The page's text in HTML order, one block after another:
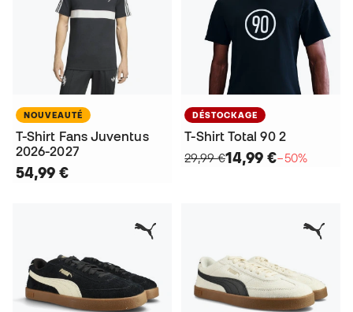
NOUVEAUTÉ
T-Shirt Fans Juventus
2026-2027
54,99 €
DÉSTOCKAGE
T-Shirt Total 90 2
29,99 €14,99 €−50%